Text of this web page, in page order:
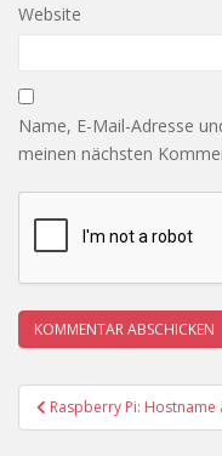
Website
Name, E-Mail-Adresse
meinen nächsten
Raspberry Pi: Hostname